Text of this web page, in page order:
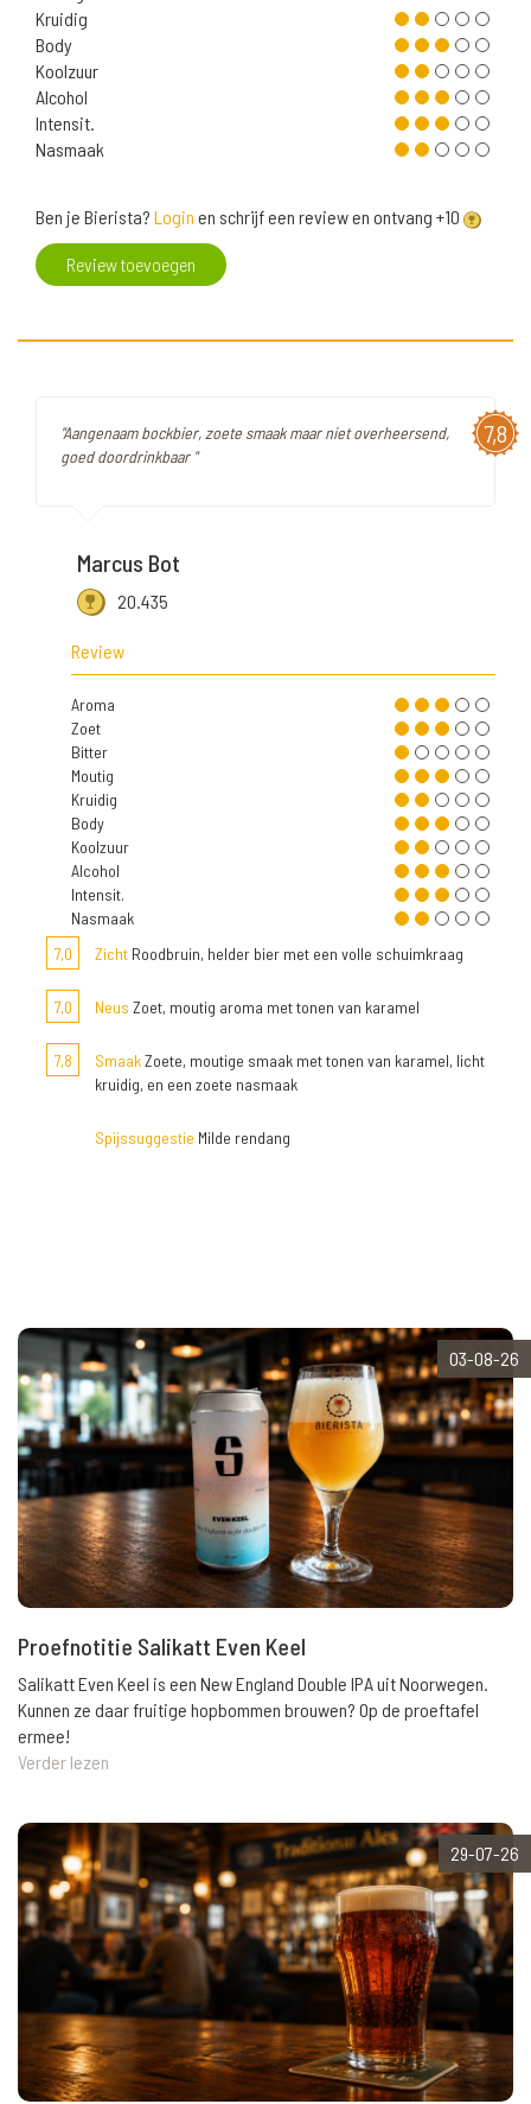
Kruidig
Body
Koolzuur
Alcohol
Intensit.
Nasmaak
Ben je Bierista? Login en schrijf een review en ontvang +10
Review toevoegen
7,8
"Aangenaam bockbier, zoete smaak maar niet overheersend,
goed doordrinkbaar "
Marcus Bot
20.435
Review
Aroma
Zoet
Bitter
Moutig
Kruidig
Body
Koolzuur
Alcohol
Intensit.
Nasmaak
7,0
Zicht Roodbruin, helder bier met een volle schuimkraag
7,0 Neus Zoet, moutig aroma met tonen van karamel
7,8 SmaakZoete, moutige smaak met tonen van karamel, licht
kruidig, en een zoete nasmaak
Spijssuggestie Milde rendang
03-08-26
Proefnotitie Salikatt Even Keel
Salikatt Even Keel is een New England Double IPA uit Noorwegen.
Kunnen ze daar fruitige hopbommen brouwen? Op de proeftafel
ermee!
Verder lezen
29-07-26